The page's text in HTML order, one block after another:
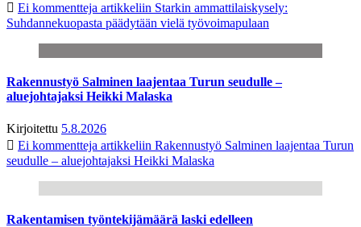
Ei kommentteja artikkeliin Starkin ammattilaiskysely:
Suhdannekuopasta päädytään vielä työvoimapulaan
Rakennustyö Salminen laajentaa Turun seudulle –
aluejohtajaksi Heikki Malaska
Kirjoitettu 5.8.2026
Ei kommentteja artikkeliin Rakennustyö Salminen laajentaa Turun
seudulle – aluejohtajaksi Heikki Malaska
Rakentamisen työntekijämäärä laski edelleen